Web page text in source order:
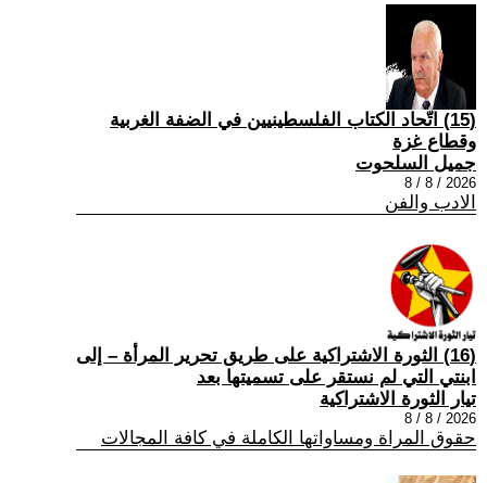
(15) اتّحاد الكتاب الفلسطينيين في الضفة الغربية
وقطاع غزة
جميل السلحوت
2026 / 8 / 8
الادب والفن
(16) الثورة الاشتراكية على طريق تحرير المرأة – إلى
ابنتي التي لم نستقر على تسميتها بعد
تيار الثورة الاشتراكية
2026 / 8 / 8
حقوق المراة ومساواتها الكاملة في كافة المجالات